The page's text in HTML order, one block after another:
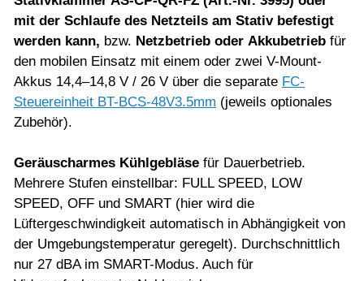
mit der Schlaufe des Netzteils am Stativ befestigt
werden kann, bzw. Netzbetrieb oder Akkubetrieb für
den mobilen Einsatz mit einem oder zwei V-Mount-
Akkus 14,4–14,8 V / 26 V über die separate FC-
Steuereinheit BT-BCS-48V3.5mm (jeweils optionales
Zubehör).
Geräuscharmes Kühlgebläse für Dauerbetrieb.
Mehrere Stufen einstellbar: FULL SPEED, LOW
SPEED, OFF und SMART (hier wird die
Lüftergeschwindigkeit automatisch in Abhängigkeit von
der Umgebungstemperatur geregelt). Durchschnittlich
nur 27 dBA im SMART-Modus. Auch für